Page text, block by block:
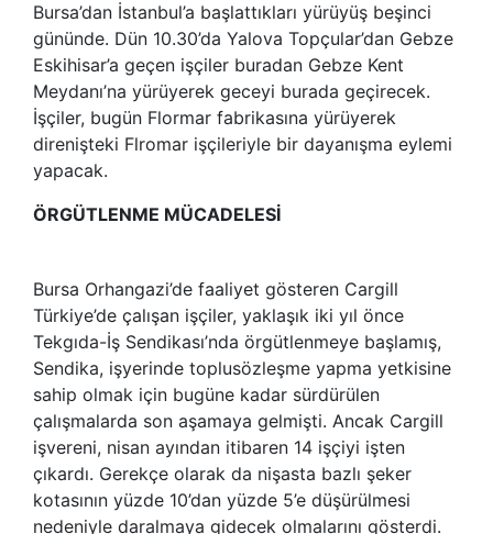
Bursa’dan İstanbul’a başlattıkları yürüyüş beşinci
gününde. Dün 10.30’da Yalova Topçular’dan Gebze
Eskihisar’a geçen işçiler buradan Gebze Kent
Meydanı’na yürüyerek geceyi burada geçirecek.
İşçiler, bugün Flormar fabrikasına yürüyerek
direnişteki Flromar işçileriyle bir dayanışma eylemi
yapacak.
ÖRGÜTLENME MÜCADELESİ
Bursa Orhangazi’de faaliyet gösteren Cargill
Türkiye’de çalışan işçiler, yaklaşık iki yıl önce
Tekgıda-İş Sendikası’nda örgütlenmeye başlamış,
Sendika, işyerinde toplusözleşme yapma yetkisine
sahip olmak için bugüne kadar sürdürülen
çalışmalarda son aşamaya gelmişti. Ancak Cargill
işvereni, nisan ayından itibaren 14 işçiyi işten
çıkardı. Gerekçe olarak da nişasta bazlı şeker
kotasının yüzde 10’dan yüzde 5’e düşürülmesi
nedeniyle daralmaya gidecek olmalarını gösterdi.